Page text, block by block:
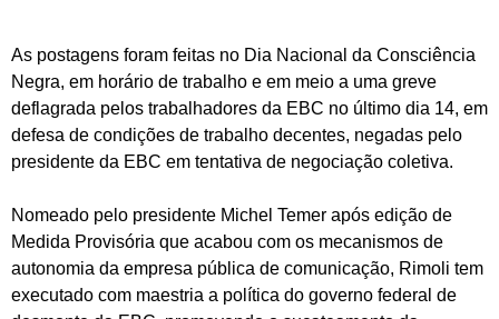
As postagens foram feitas no Dia Nacional da Consciência
Negra, em horário de trabalho e em meio a uma greve
deflagrada pelos trabalhadores da EBC no último dia 14, em
defesa de condições de trabalho decentes, negadas pelo
presidente da EBC em tentativa de negociação coletiva.
Nomeado pelo presidente Michel Temer após edição de
Medida Provisória que acabou com os mecanismos de
autonomia da empresa pública de comunicação, Rimoli tem
executado com maestria a política do governo federal de